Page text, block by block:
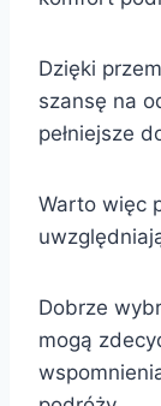
Dzięki
szansę na
pełniejsze
Warto więc
Dobrze
mogą